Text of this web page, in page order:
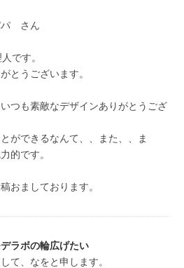
　さん
です。
とうございます。
つも素敵なデザインありがとうござ
ができるなんて、、また、、ま
的です。
おましております。
ラボの輪広げたい
て、なをと申します。